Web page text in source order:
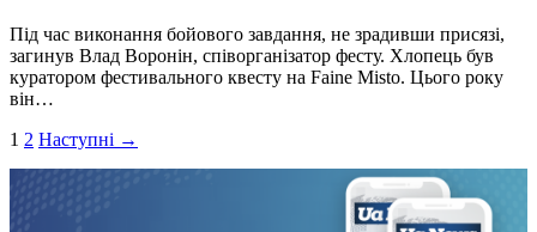
Під час виконання бойового завдання, не зрадивши присязі,
загинув Влад Воронін, співорганізатор фесту. Хлопець був
куратором фестивального квесту на Faine Misto. Цього року
він…
Пагінація
записів
1 2 Наступні →